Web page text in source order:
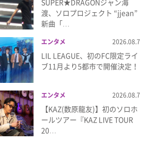
SUPER★DRAGONジャン海
渡、ソロプロジェクト “jjean”
新曲「…
エンタメ 2026.08.7
LIL LEAGUE、初のFC限定ライ
ブ11月より5都市で開催決定！
エンタメ 2026.08.7
【KAZ(数原龍友)】初のソロホ
ールツアー『KAZ LIVE TOUR
20…